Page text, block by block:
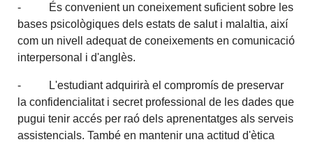
- És convenient un coneixement suficient sobre les
bases psicològiques dels estats de salut i malaltia, així
com un nivell adequat de coneixements en comunicació
interpersonal i d'anglès.
- L'estudiant adquirirà el compromís de preservar
la confidencialitat i secret professional de les dades que
pugui tenir accés per raó dels aprenentatges als serveis
assistencials. També en mantenir una actitud d'ètica